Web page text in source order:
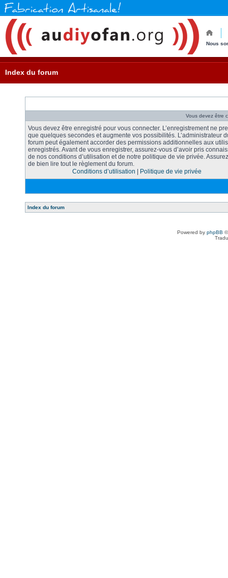
Nous
Index du forum
Vous devez être
Vous devez être enregistré pour vous connecter. L’enregistrement ne
que quelques secondes et augmente vos possibilités. L’administrateur
forum peut également accorder des permissions additionnelles aux
enregistrés. Avant de vous enregistrer, assurez-vous d’avoir pris
de nos conditions d’utilisation et de notre politique de vie privée.
de bien lire tout le règlement du forum.
Conditions d’utilisation
Politique de vie privée
Index du forum
Powered by phpBB